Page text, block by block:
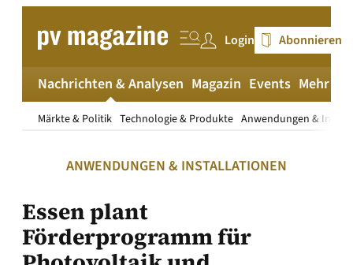
springen
Login Abonnieren
Nachrichten & Analysen
Märkte & Politik Technologie & Produkte Anwendungen &
Magazin Events Mehr
ANWENDUNGEN & INSTALLATIONEN
Essen plant
Förderprogramm für